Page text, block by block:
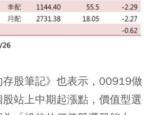
股筆記》也表示，00919做
站上中期起漲點，價值型選